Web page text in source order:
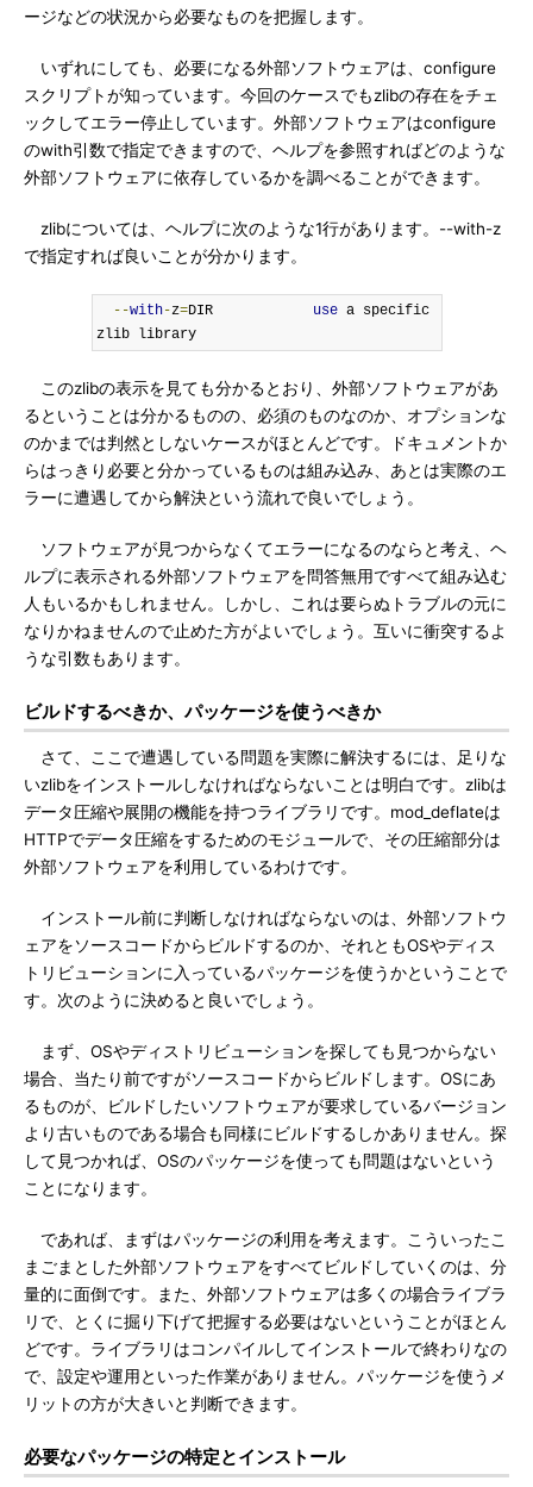
ージなどの状況から必要なものを把握します。
いずれにしても、必要になる外部ソフトウェアは、configure
スクリプトが知っています。今回のケースでもzlibの存在をチェ
ックしてエラー停止しています。外部ソフトウェアはconfigure
のwith引数で指定できますので、ヘルプを参照すればどのような
外部ソフトウェアに依存しているかを調べることができます。
zlibについては、ヘルプに次のような1行があります。--with-z
で指定すれば良いことが分かります。
--with-z=DIR use a specific
zlib library
このzlibの表示を見ても分かるとおり、外部ソフトウェアがあ
るということは分かるものの、必須のものなのか、オプションな
のかまでは判然としないケースがほとんどです。ドキュメントか
らはっきり必要と分かっているものは組み込み、あとは実際のエ
ラーに遭遇してから解決という流れで良いでしょう。
ソフトウェアが見つからなくてエラーになるのならと考え、ヘ
ルプに表示される外部ソフトウェアを問答無用ですべて組み込む
人もいるかもしれません。しかし、これは要らぬトラブルの元に
なりかねませんので止めた方がよいでしょう。互いに衝突するよ
うな引数もあります。
ビルドするべきか、パッケージを使うべきか
さて、ここで遭遇している問題を実際に解決するには、足りな
いzlibをインストールしなければならないことは明白です。zlibは
データ圧縮や展開の機能を持つライブラリです。mod_deflateは
HTTPでデータ圧縮をするためのモジュールで、その圧縮部分は
外部ソフトウェアを利用しているわけです。
インストール前に判断しなければならないのは、外部ソフトウ
ェアをソースコードからビルドするのか、それともOSやディス
トリビューションに入っているパッケージを使うかということで
す。次のように決めると良いでしょう。
まず、OSやディストリビューションを探しても見つからない
場合、当たり前ですがソースコードからビルドします。OSにあ
るものが、ビルドしたいソフトウェアが要求しているバージョン
より古いものである場合も同様にビルドするしかありません。探
して見つかれば、OSのパッケージを使っても問題はないという
ことになります。
であれば、まずはパッケージの利用を考えます。こういったこ
まごまとした外部ソフトウェアをすべてビルドしていくのは、分
量的に面倒です。また、外部ソフトウェアは多くの場合ライブラ
リで、とくに掘り下げて把握する必要はないということがほとん
どです。ライブラリはコンパイルしてインストールで終わりなの
で、設定や運用といった作業がありません。パッケージを使うメ
リットの方が大きいと判断できます。
必要なパッケージの特定とインストール